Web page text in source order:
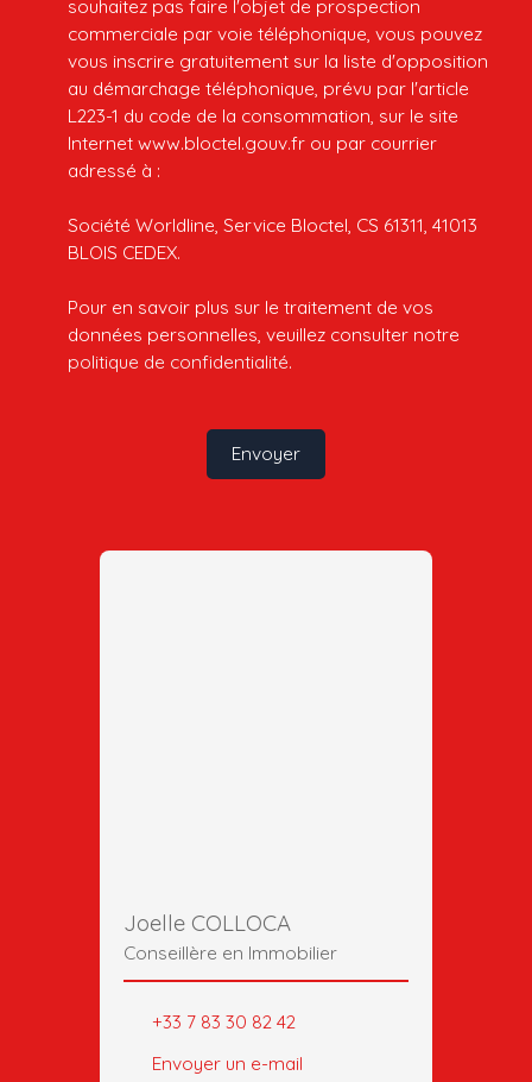
souhaitez pas faire l'objet de prospection
commerciale par voie téléphonique, vous pouvez
vous inscrire gratuitement sur la liste d'opposition
au démarchage téléphonique, prévu par l'article
L223-1 du code de la consommation, sur le site
Internet www.bloctel.gouv.fr ou par courrier
adressé à :
Société Worldline, Service Bloctel, CS 61311, 41013
BLOIS CEDEX.
Pour en savoir plus sur le traitement de vos
données personnelles, veuillez consulter notre
politique de confidentialité.
Envoyer
Joelle COLLOCA
Conseillère en Immobilier
+33 7 83 30 82 42
Envoyer un e-mail